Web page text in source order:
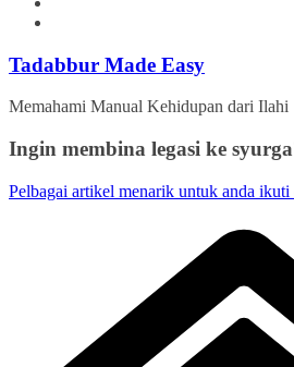
Tadabbur Made Easy
Memahami Manual Kehidupan dari Ilahi
Ingin membina legasi ke
Pelbagai artikel menarik untuk anda